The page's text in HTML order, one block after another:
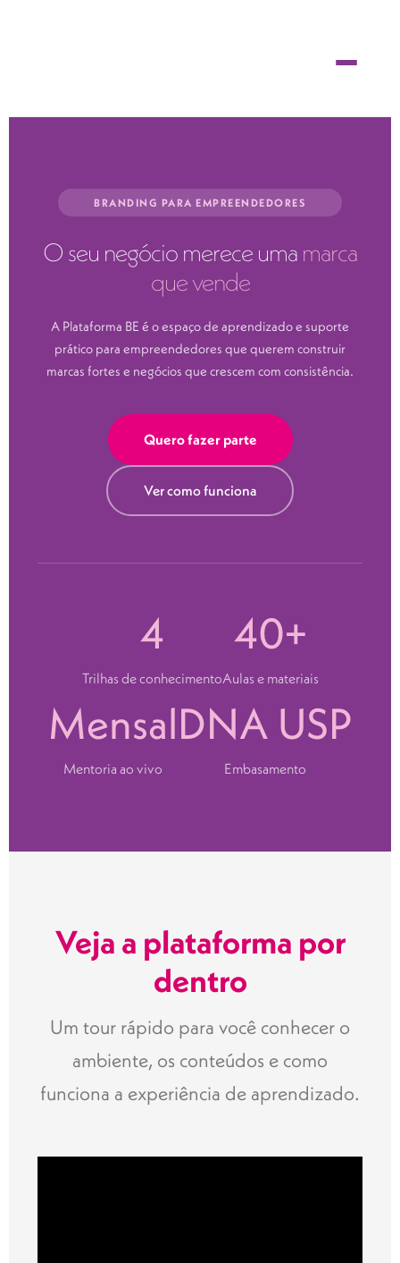
BRANDING PARA EMPREENDEDORES
O seu negócio merece uma marca
que vende
A Plataforma BE é o espaço de aprendizado e suporte
prático para empreendedores que querem construir
marcas fortes e negócios que crescem com consistência.
Quero fazer parte
Ver como funciona
4
Trilhas de conhecimento
40+
Aulas e materiais
Mensal
Mentoria ao vivo
DNA USP
Embasamento
Veja a plataforma por
dentro
Um tour rápido para você conhecer o
ambiente, os conteúdos e como
funciona a experiência de aprendizado.